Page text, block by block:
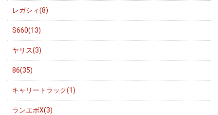
レガシィ(8)
S660(13)
ヤリス(3)
86(35)
キャリートラック(1)
ランエボX(3)